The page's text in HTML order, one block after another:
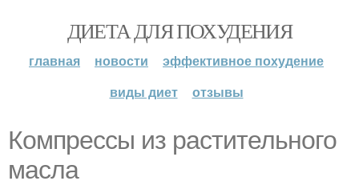
ДИЕТА ДЛЯ ПОХУДЕНИЯ
главная новости
эффективное похудение
виды диет
отзывы
Компрессы из растительного
масла